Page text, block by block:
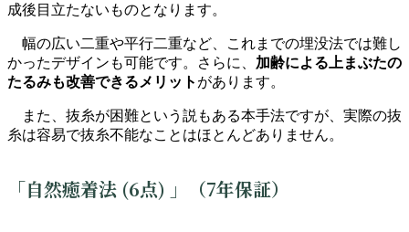
成後目立たないものとなります。
幅の広い二重や平行二重など、これまでの埋没法では難し
かったデザインも可能です。さらに、 加齢による上まぶたの
たるみも改善できるメリット があります。
また、抜糸が困難という説もある本手法ですが、実際の抜
糸は容易で抜糸不能なことはほとんどありません。
「自然癒着法 (6点) 」（7年保証）